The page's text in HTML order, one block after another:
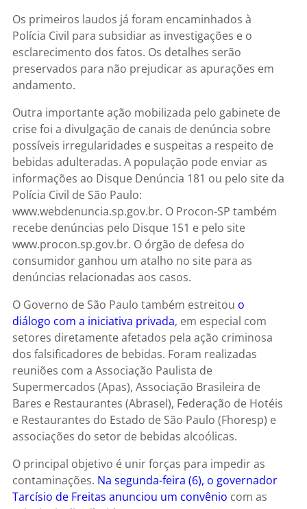
Os primeiros laudos já foram encaminhados à
Polícia Civil para subsidiar as investigações e o
esclarecimento dos fatos. Os detalhes serão
preservados para não prejudicar as apurações em
andamento.
Outra importante ação mobilizada pelo gabinete de
crise foi a divulgação de canais de denúncia sobre
possíveis irregularidades e suspeitas a respeito de
bebidas adulteradas. A população pode enviar as
informações ao Disque Denúncia 181 ou pelo site da
Polícia Civil de São Paulo:
www.webdenuncia.sp.gov.br. O Procon-SP também
recebe denúncias pelo Disque 151 e pelo site
www.procon.sp.gov.br. O órgão de defesa do
consumidor ganhou um atalho no site para as
denúncias relacionadas aos casos.
O Governo de São Paulo também estreitou o
diálogo com a iniciativa privada, em especial com
setores diretamente afetados pela ação criminosa
dos falsificadores de bebidas. Foram realizadas
reuniões com a Associação Paulista de
Supermercados (Apas), Associação Brasileira de
Bares e Restaurantes (Abrasel), Federação de Hotéis
e Restaurantes do Estado de São Paulo (Fhoresp) e
associações do setor de bebidas alcoólicas.
O principal objetivo é unir forças para impedir as
contaminações. Na segunda-feira (6), o governador
Tarcísio de Freitas anunciou um convênio com as